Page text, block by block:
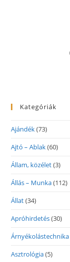
Kategóriák
Ajándék(73)
Ajtó – Ablak(60)
Állam, közélet(3)
Állás – Munka(112)
Állat(34)
Apróhirdetés(30)
Árnyékolástechnika
Asztrológia(5)